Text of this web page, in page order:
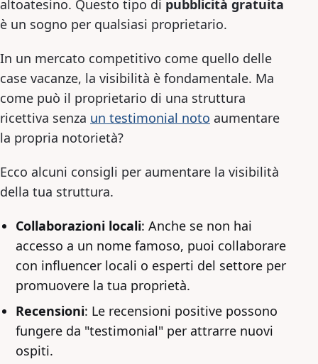
altoatesino. Questo tipo di pubblicità gratuita
è un sogno per qualsiasi proprietario.
In un mercato competitivo come quello delle
case vacanze, la visibilità è fondamentale. Ma
come può il proprietario di una struttura
ricettiva senza un testimonial noto aumentare
la propria notorietà?
Ecco alcuni consigli per aumentare la visibilità
della tua struttura.
Collaborazioni locali: Anche se non hai
accesso a un nome famoso, puoi collaborare
con influencer locali o esperti del settore per
promuovere la tua proprietà.
Recensioni: Le recensioni positive possono
fungere da "testimonial" per attrarre nuovi
ospiti.